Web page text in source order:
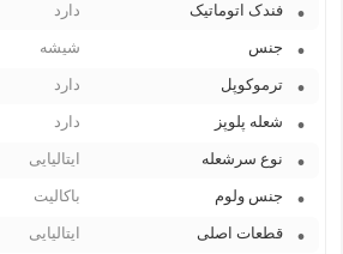
فندک اتوماتیک دارد
جنس شیشه
ترموکوپل دارد
شعله پلوپز دارد
نوع سرشعله ایتالیایی
جنس ولوم باکالیت
قطعات اصلی ایتالیایی